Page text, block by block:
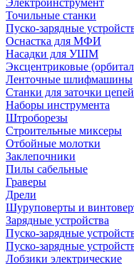
Электроинструмент
Точильные станки
Пуско-зарядные
Оснастка для МФИ
Насадки для УШМ
Эксцентриковые
Ленточные шлифмашины
Станки для заточки цепей
Наборы инструмента
Штроборезы
Строительные миксеры
Отбойные молотки
Заклепочники
Пилы сабельные
Граверы
Дрели
Шуруповерты и
Зарядные устройства
Пуско-зарядные
Пуско-зарядные
Лобзики электрические